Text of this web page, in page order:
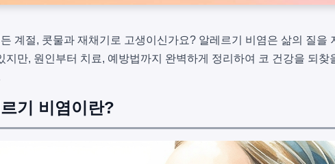
계절, 콧물과 재채기로 고생이신가요? 알레르기 비염은 삶의 질을
지만, 원인부터 치료, 예방법까지 완벽하게 정리하여 코 건강을 되찾
기 비염이란?